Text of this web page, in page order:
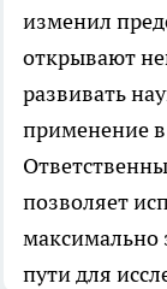
изменил
открывают
развивать
применение
позволяет
максимально
пути для